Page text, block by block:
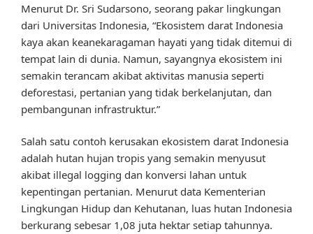
Menurut Dr. Sri Sudarsono, seorang pakar lingkungan
dari Universitas Indonesia, “Ekosistem darat Indonesia
kaya akan keanekaragaman hayati yang tidak ditemui di
tempat lain di dunia. Namun, sayangnya ekosistem ini
semakin terancam akibat aktivitas manusia seperti
deforestasi, pertanian yang tidak berkelanjutan, dan
pembangunan infrastruktur.”
Salah satu contoh kerusakan ekosistem darat Indonesia
adalah hutan hujan tropis yang semakin menyusut
akibat illegal logging dan konversi lahan untuk
kepentingan pertanian. Menurut data Kementerian
Lingkungan Hidup dan Kehutanan, luas hutan Indonesia
berkurang sebesar 1,08 juta hektar setiap tahunnya.